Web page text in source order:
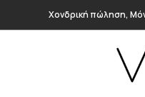
Χονδρική πώληση,